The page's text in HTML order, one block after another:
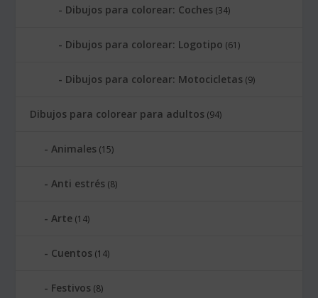
Dibujos para colorear: Coches (34)
Dibujos para colorear: Logotipo (61)
Dibujos para colorear: Motocicletas (9)
Dibujos para colorear para adultos (94)
Animales (15)
Anti estrés (8)
Arte (14)
Cuentos (14)
Festivos (8)